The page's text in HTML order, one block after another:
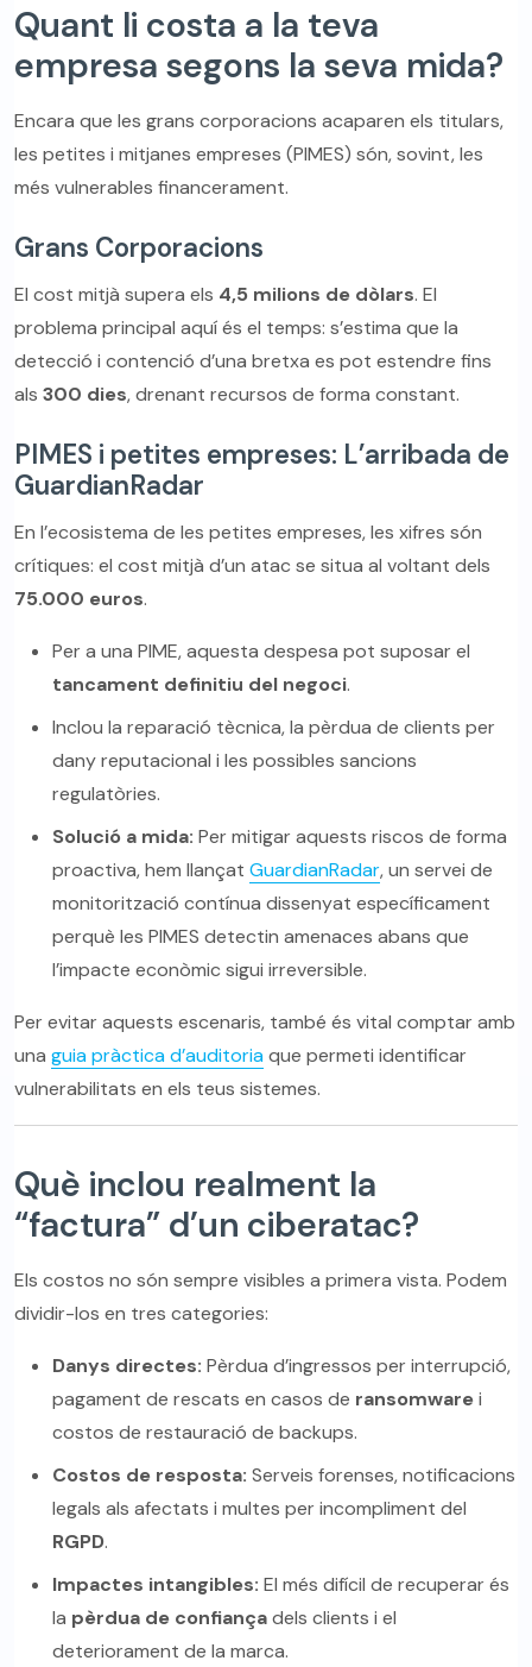
Quant li costa a la teva
empresa segons la seva mida?
Encara que les grans corporacions acaparen els titulars,
les petites i mitjanes empreses (PIMES) són, sovint, les
més vulnerables financerament.
Grans Corporacions
El cost mitjà supera els 4,5 milions de dòlars. El
problema principal aquí és el temps: s’estima que la
detecció i contenció d’una bretxa es pot estendre fins
als 300 dies, drenant recursos de forma constant.
PIMES i petites empreses: L’arribada de
GuardianRadar
En l’ecosistema de les petites empreses, les xifres són
crítiques: el cost mitjà d’un atac se situa al voltant dels
75.000 euros.
Per a una PIME, aquesta despesa pot suposar el
tancament definitiu del negoci.
Inclou la reparació tècnica, la pèrdua de clients per
dany reputacional i les possibles sancions
regulatòries.
Solució a mida: Per mitigar aquests riscos de forma
proactiva, hem llançat GuardianRadar, un servei de
monitorització contínua dissenyat específicament
perquè les PIMES detectin amenaces abans que
l’impacte econòmic sigui irreversible.
Per evitar aquests escenaris, també és vital comptar amb
una guia pràctica d’auditoriaque permeti identificar
vulnerabilitats en els teus sistemes.
Què inclou realment la
“factura” d’un ciberatac?
Els costos no són sempre visibles a primera vista. Podem
dividir-los en tres categories:
Danys directes: Pèrdua d’ingressos per interrupció,
pagament de rescats en casos de ransomwarei
costos de restauració de backups.
Costos de resposta: Serveis forenses, notificacions
legals als afectats i multes per incompliment del
RGPD.
Impactes intangibles: El més difícil de recuperar és
la pèrdua de confiançadels clients i el
deteriorament de la marca.